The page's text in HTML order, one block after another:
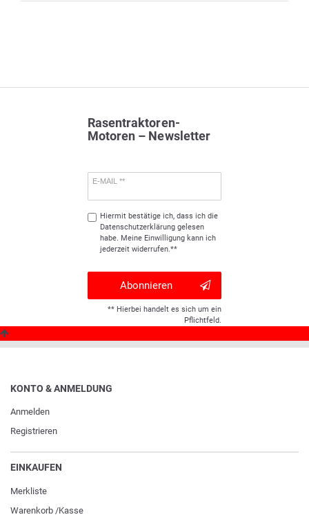
Rasentraktoren-
Motoren – Newsletter
E-MAIL **
Hiermit bestätige ich, dass ich die
Daten­schutz­erklärunggelesen
habe. Meine Einwilligung kann ich
jederzeit widerrufen.**
Abonnieren
** Hierbei handelt es sich um ein
Pflichtfeld.
KONTO & ANMELDUNG
Anmelden
Registrieren
EINKAUFEN
Merkliste
Warenkorb /Kasse